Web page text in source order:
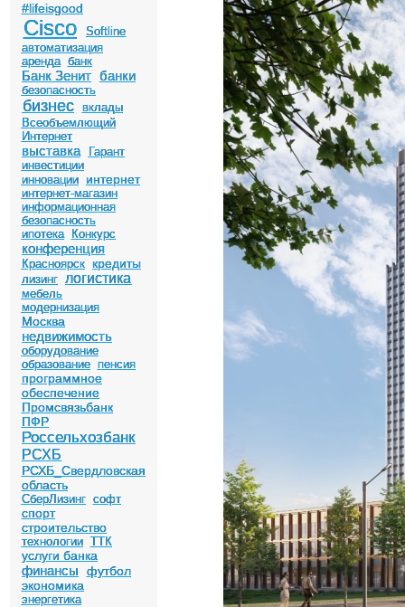
#lifeisgood
Cisco
Softline
автоматизация
аренда банк
Банк Зенит банки
безопасность
бизнес
вклады
Всеобъемлющий
Интернет
выставка
Гарант
инвестиции
инновации
интернет
интернет-магазин
информационная
безопасность
ипотека
Конкурс
конференция
Красноярск кредиты
лизинг логистика
мебель
модернизация
Москва
недвижимость
оборудование
образование пенсия
программное
обеспечение
Промсвязьбанк
ПФР
Россельхозбанк
РСХБ
РСХБ_Свердловская
область
СберЛизинг софт
спорт
строительство
технологии ТТК
услуги банка
финансы
футбол
экономика
энергетика